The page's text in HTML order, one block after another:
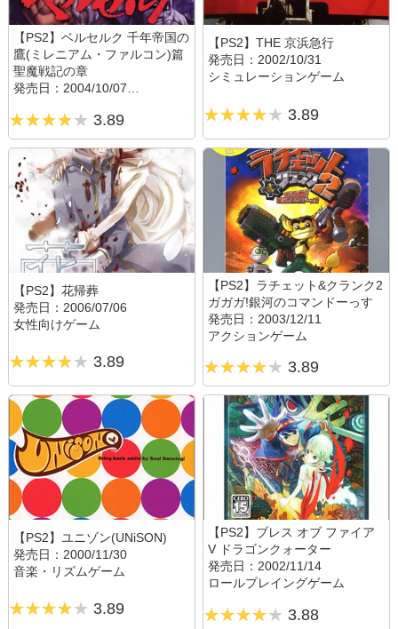
【PS2】ベルセルク 千年帝国の
鷹(ミレニアム・ファルコン)篇
聖魔戦記の章
発売日：2004/10/07
3.89
【PS2】THE 京浜急行
発売日：2002/10/31
シミュレーションゲーム
3.89
【PS2】花帰葬
発売日：2006/07/06
女性向けゲーム
3.89
【PS2】ラチェット&クランク2
ガガガ!銀河のコマンドーっす
発売日：2003/12/11
アクションゲーム
3.89
【PS2】ユニゾン(UNiSON)
発売日：2000/11/30
音楽・リズムゲーム
3.89
【PS2】ブレス オブ ファイア
V ドラゴンクォーター
発売日：2002/11/14
ロールプレイングゲーム
3.88